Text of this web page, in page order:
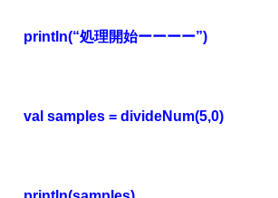
println(“処理開始ーーーー”)
val samples = divideNum(5,0)